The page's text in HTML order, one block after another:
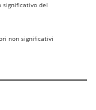
significativo del
non significativi